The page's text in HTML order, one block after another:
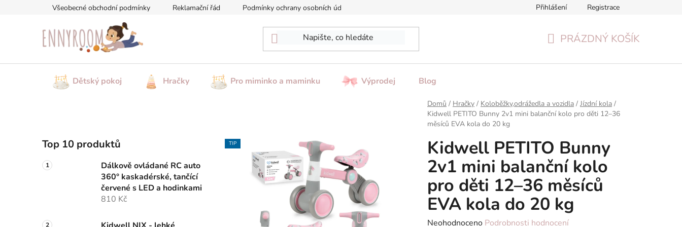
Všeobecné obchodní podmínky Reklamační řád Podmínky ochrany osobních údajů Formulář pro odstoupení od smlouvy Reklamační formulář
Přihlášení Registrace
PRÁZDNÝ KOŠÍK
Dětský pokoj Hračky Pro miminko a maminku Výprodej Blog
Domů / Hračky / Koloběžky,odrážedla a vozidla / Jízdní kola /
Kidwell PETITO Bunny 2v1 mini balanční kolo pro děti 12–36
měsíců EVA kola do 20 kg
o
s
t
Top 10 produktů
Dálkově ovládané RC auto
360° kaskadérské, tančící
červené s LED a hodinkami
810 Kč
Kidwell PETITO Bunny
2v1 mini balanční kolo
pro děti 12–36 měsíců
EVA kola do 20 kg
Průměrné
Neohodnoceno Podrobnosti hodnocení
TIP